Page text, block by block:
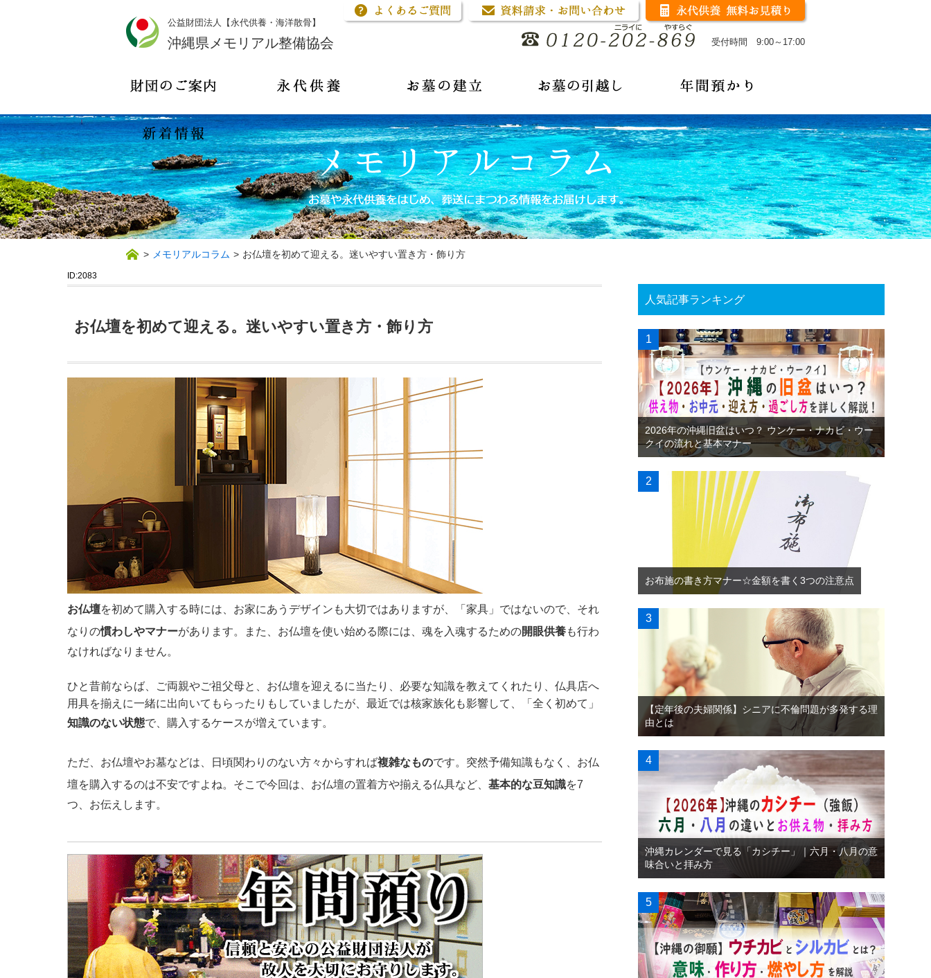
公益財団法人【永代供養・海洋散骨】
沖縄県メモリアル整備協会 受付時間 9:00～17:00
> メモリアルコラム > お仏壇を初めて迎える。迷いやすい置き方・飾り方
ID:2083
お仏壇を初めて迎える。迷いやすい置き方・飾り方
お仏壇を初めて購入する時には、お家にあうデザインも大切ではありますが、「家具」ではないので、それ
なりの慣わしやマナーがあります。また、お仏壇を使い始める際には、魂を入魂するための開眼供養も行わ
なければなりません。
ひと昔前ならば、ご両親やご祖父母と、お仏壇を迎えるに当たり、必要な知識を教えてくれたり、仏具店へ
用具を揃えに一緒に出向いてもらったりもしていましたが、最近では核家族化も影響して、「全く初めて」
知識のない状態で、購入するケースが増えています。
ただ、お仏壇やお墓などは、日頃関わりのない方々からすれば複雑なものです。突然予備知識もなく、お仏
壇を購入するのは不安ですよね。そこで今回は、お仏壇の置着方や揃える仏具など、 基本的な豆知識を7
つ、お伝えします。
人気記事ランキング
2026年の沖縄旧盆はいつ？ ウンケー・ナカビ・ウー
クイの流れと基本マナー
お布施の書き方マナー☆金額を書く3つの注意点
【定年後の夫婦関係】シニアに不倫問題が多発する理
由とは
沖縄カレンダーで見る「カシチー」｜六月・八月の意
味合いと拝み方